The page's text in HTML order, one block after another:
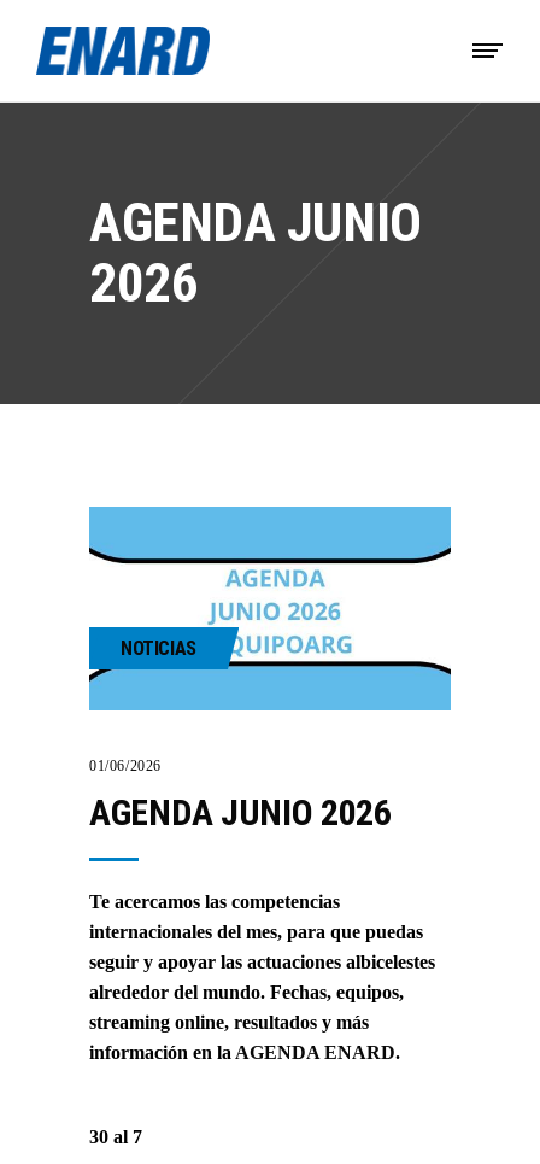
AGENDA JUNIO
2026
NOTICIAS
01/06/2026
AGENDA JUNIO 2026
Te acercamos las competencias
internacionales del mes, para que puedas
seguir y apoyar las actuaciones albicelestes
alrededor del mundo. Fechas, equipos,
streaming online, resultados y más
información en la AGENDA ENARD.
30 al 7